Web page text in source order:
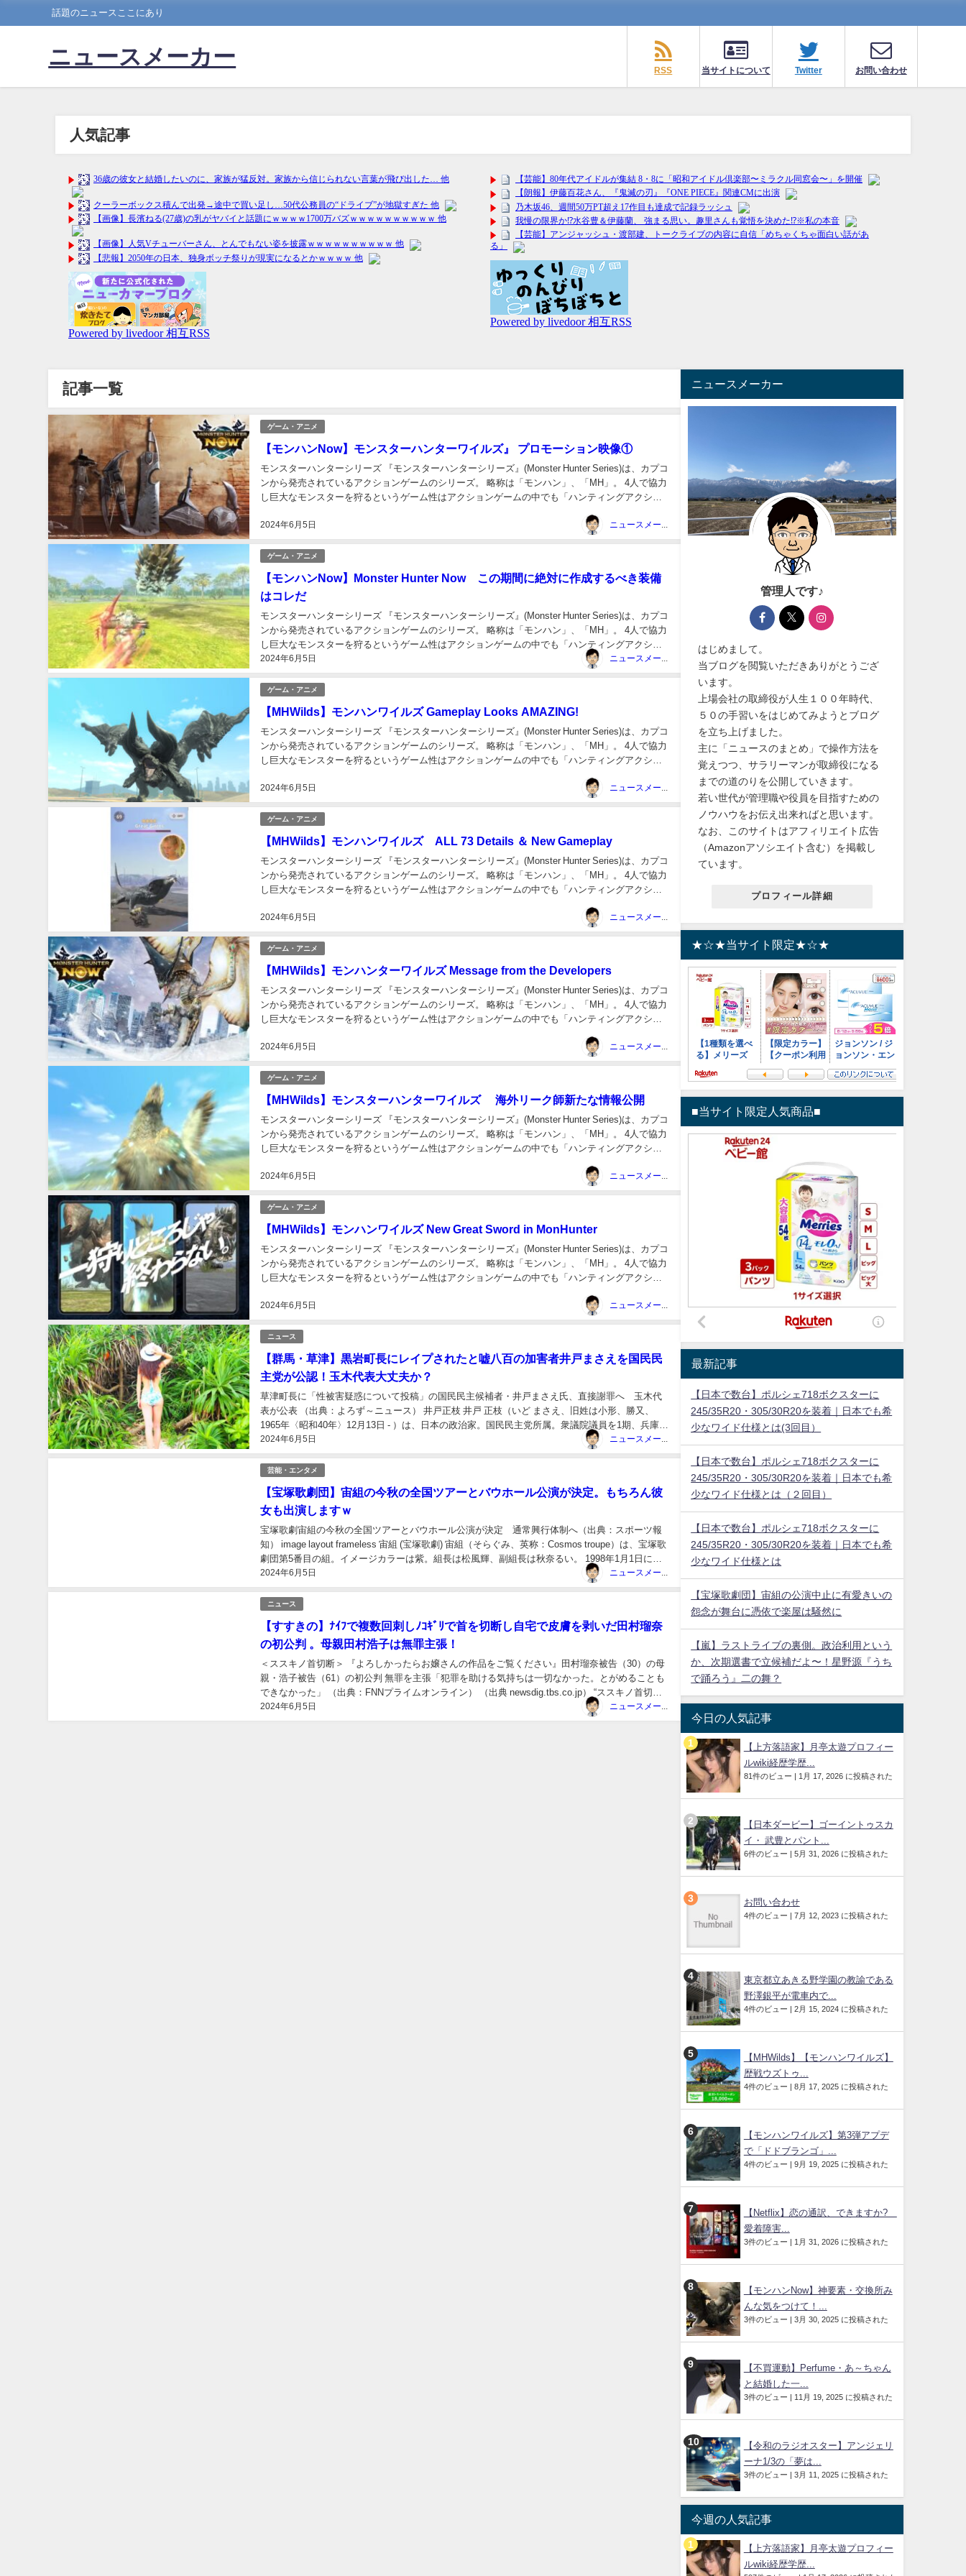
話題のニュースここにあり
ニュースメーカー
RSS 当サイトについて Twitter お問い合わせ
人気記事
記事一覧
ゲーム・アニメ
【モンハンNow】モンスターハンターワイルズ』 プロモーション映像①
2024年6月5日
モンスターハンターシリーズ 『モンスターハンターシリーズ』(Monster Hunter Series)は、カプコ
ンから発売されているアクションゲームのシリーズ。 略称は「モンハン」、「MH」。 4人で協力
し巨大なモンスターを狩るというゲーム性はアクションゲームの中でも「ハンティングアクショ
ゲーム・アニメ
【モンハンNow】Monster Hunter Now この期間に絶対に作成するべき装備
はコレだ
2024年6月5日
モンスターハンターシリーズ 『モンスターハンターシリーズ』(Monster Hunter Series)は、カプコ
ンから発売されているアクションゲームのシリーズ。 略称は「モンハン」、「MH」。 4人で協力
し巨大なモンスターを狩るというゲーム性はアクションゲームの中でも「ハンティングアクショ
ン」「狩りゲー」と言われるゲ...
ゲーム・アニメ
【MHWilds】モンハンワイルズ Gameplay Looks AMAZING!
2024年6月5日
モンスターハンターシリーズ 『モンスターハンターシリーズ』(Monster Hunter Series)は、カプコ
ンから発売されているアクションゲームのシリーズ。 略称は「モンハン」、「MH」。 4人で協力
し巨大なモンスターを狩るというゲーム性はアクションゲームの中でも「ハンティングアクショ
ゲーム・アニメ
【MHWilds】モンハンワイルズ ALL 73 Details ＆ New Gameplay
2024年6月5日
モンスターハンターシリーズ 『モンスターハンターシリーズ』(Monster Hunter Series)は、カプコ
ンから発売されているアクションゲームのシリーズ。 略称は「モンハン」、「MH」。 4人で協力
し巨大なモンスターを狩るというゲーム性はアクションゲームの中でも「ハンティングアクショ
ゲーム・アニメ
【MHWilds】モンハンターワイルズ Message from the Developers
2024年6月5日
モンスターハンターシリーズ 『モンスターハンターシリーズ』(Monster Hunter Series)は、カプコ
ンから発売されているアクションゲームのシリーズ。 略称は「モンハン」、「MH」。 4人で協力
し巨大なモンスターを狩るというゲーム性はアクションゲームの中でも「ハンティングアクショ
ゲーム・アニメ
【MHWilds】モンスターハンターワイルズ 海外リーク師新たな情報公開
2024年6月5日
モンスターハンターシリーズ 『モンスターハンターシリーズ』(Monster Hunter Series)は、カプコ
ンから発売されているアクションゲームのシリーズ。 略称は「モンハン」、「MH」。 4人で協力
し巨大なモンスターを狩るというゲーム性はアクションゲームの中でも「ハンティングアクショ
ゲーム・アニメ
【MHWilds】モンハンワイルズ New Great Sword in MonHunter
2024年6月5日
モンスターハンターシリーズ 『モンスターハンターシリーズ』(Monster Hunter Series)は、カプコ
ンから発売されているアクションゲームのシリーズ。 略称は「モンハン」、「MH」。 4人で協力
し巨大なモンスターを狩るというゲーム性はアクションゲームの中でも「ハンティングアクショ
ニュース
【群馬・草津】黒岩町長にレイプされたと嘘八百の加害者井戸まさえを国民民
主党が公認！玉木代表大丈夫か？
2024年6月5日
草津町長に「性被害疑惑について投稿」の国民民主候補者・井戸まさえ氏、直接謝罪へ 玉木代
表が公表 （出典：よろず～ニュース） 井戸正枝 井戸 正枝（いど まさえ、旧姓は小形、勝又、
1965年〈昭和40年〉12月13日 - ）は、日本の政治家。国民民主党所属。衆議院議員を1期、兵庫県
議会議員を2期務めた。文筆業の際は「井戸...
芸能・エンタメ
【宝塚歌劇団】宙組の今秋の全国ツアーとバウホール公演が決定。もちろん彼
女も出演しますｗ
2024年6月5日
宝塚歌劇宙組の今秋の全国ツアーとバウホール公演が決定 通常興行体制へ（出典：スポーツ報
知） image layout frameless 宙組 (宝塚歌劇) 宙組（そらぐみ、英称：Cosmos troupe）は、宝塚歌
劇団第5番目の組。イメージカラーは紫。組長は松風輝、副組長は秋奈るい。 1998年1月1日に創
設。組名...
ニュース
【すすきの】ﾅｲﾌで複数回刺しﾉｺｷﾞﾘで首を切断し自宅で皮膚を剥いだ田村瑠奈
の初公判 。母親田村浩子は無罪主張！
2024年6月5日
＜ススキノ首切断＞ 『よろしかったらお嬢さんの作品をご覧ください』田村瑠奈被告（30）の母
親・浩子被告（61）の初公判 無罪を主張「犯罪を助ける気持ちは一切なかった。とがめることも
できなかった」 （出典：FNNプライムオンライン） （出典 newsdig.tbs.co.jp） “ススキノ首切断
事件”で逮捕された親子3人...
ニュースメーカー
管理人です♪
はじめまして。
当ブログを閲覧いただきありがとうござ
います。
上場会社の取締役が人生１００年時代、
５０の手習いをはじめてみようとブログ
を立ち上げました。
主に「ニュースのまとめ」で操作方法を
覚えつつ、サラリーマンが取締役になる
までの道のりを公開していきます。
若い世代が管理職や役員を目指すための
ノウハウをお伝え出来ればと思います。
なお、このサイトはアフィリエイト広告
（Amazonアソシエイト含む）を掲載し
ています。
プロフィール詳細
★☆★当サイト限定★☆★
■当サイト限定人気商品■
最新記事
【日本で数台】ポルシェ718ボクスターに
245/35R20・305/30R20を装着｜日本でも希
少なワイド仕様とは(3回目）
【日本で数台】ポルシェ718ボクスターに
245/35R20・305/30R20を装着｜日本でも希
少なワイド仕様とは（２回目）
【日本で数台】ポルシェ718ボクスターに
245/35R20・305/30R20を装着｜日本でも希
少なワイド仕様とは
【宝塚歌劇団】宙組の公演中止に有愛きいの
怨念が舞台に憑依で楽屋は騒然に
【嵐】ラストライブの裏側。政治利用という
か、次期選書で立候補だよ〜！星野源『うち
で踊ろう』二の舞？
今日の人気記事
【上方落語家】月亭太遊プロフィー
ルwiki経歴学歴...
81件のビュー | 1月 17, 2026 に投稿された
【日本ダービー】ゴーイントゥスカ
イ・ 武豊とパント...
6件のビュー | 5月 31, 2026 に投稿された
お問い合わせ
4件のビュー | 7月 12, 2023 に投稿された
東京都立あきる野学園の教諭である
野澤銀平が電車内で...
4件のビュー | 2月 15, 2024 に投稿された
【MHWilds】【モンハンワイルズ】
歴戦ウズトゥ...
4件のビュー | 8月 17, 2025 に投稿された
【モンハンワイルズ】第3弾アプデ
で「ドドブランゴ」...
4件のビュー | 9月 19, 2025 に投稿された
【Netflix】恋の通訳、できますか?
愛着障害...
3件のビュー | 1月 31, 2026 に投稿された
【モンハンNow】神要素・交換所み
んな気をつけて！...
3件のビュー | 3月 30, 2025 に投稿された
【不買運動】Perfume・あ～ちゃん
と結婚した一...
3件のビュー | 11月 19, 2025 に投稿された
【令和のラジオスター】アンジェリ
ーナ1/3の「夢は...
3件のビュー | 3月 11, 2025 に投稿された
今週の人気記事
【上方落語家】月亭太遊プロフィー
ルwiki経歴学歴...